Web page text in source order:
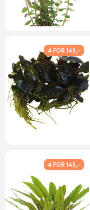
4 FOR 149,-
4 FOR 149,-